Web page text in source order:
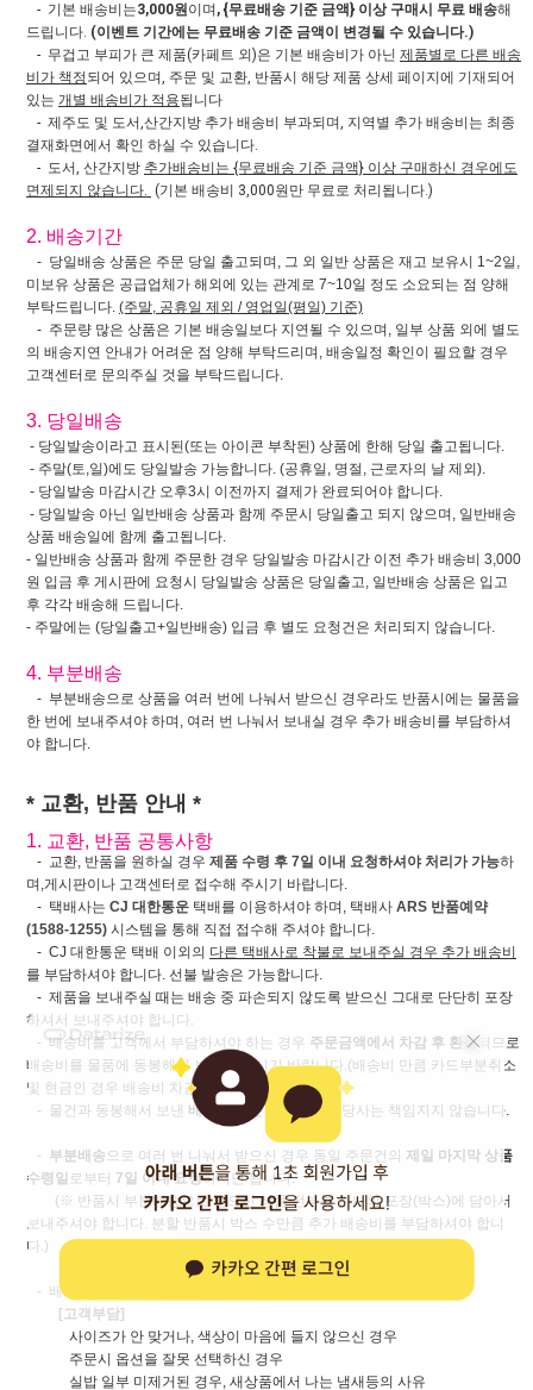
- 기본 배송비는3,000원이며 , {무료배송 기준 금액} 이상 구매시 무료 배송해
드립니다. (이벤트 기간에는 무료배송 기준 금액이 변경될 수 있습니다.)
- 무겁고 부피가 큰 제품(카페트 외)은 기본 배송비가 아닌 제품별로 다른 배송
비가 책정되어 있으며, 주문 및 교환, 반품시 해당 제품 상세 페이지에 기재되어
있는 개별 배송비가 적용됩니다
- 제주도 및 도서,산간지방 추가 배송비 부과되며, 지역별 추가 배송비는 최종
결재화면에서 확인 하실 수 있습니다.
- 도서, 산간지방 추가배송비는 {무료배송 기준 금액} 이상 구매하신 경우에도
면제되지 않습니다. (기본 배송비 3,000원만 무료로 처리됩니다.)
2. 배송기간
- 당일배송 상품은 주문 당일 출고되며, 그 외 일반 상품은 재고 보유시 1~2일,
미보유 상품은 공급업체가 해외에 있는 관계로 7~10일 정도 소요되는 점 양해
부탁드립니다. (주말, 공휴일 제외 / 영업일(평일) 기준)
- 주문량 많은 상품은 기본 배송일보다 지연될 수 있으며, 일부 상품 외에 별도
의 배송지연 안내가 어려운 점 양해 부탁드리며, 배송일정 확인이 필요할 경우
고객센터로 문의주실 것을 부탁드립니다.
3. 당일배송
- 당일발송이라고 표시된(또는 아이콘 부착된) 상품에 한해 당일 출고됩니다.
- 주말(토,일)에도 당일발송 가능합니다. (공휴일, 명절, 근로자의 날 제외).
- 당일발송 마감시간 오후3시 이전까지 결제가 완료되어야 합니다.
- 당일발송 아닌 일반배송 상품과 함께 주문시 당일출고 되지 않으며, 일반배송
상품 배송일에 함께 출고됩니다.
- 일반배송 상품과 함께 주문한 경우 당일발송 마감시간 이전 추가 배송비 3,000
원 입금 후 게시판에 요청시 당일발송 상품은 당일출고, 일반배송 상품은 입고
후 각각 배송해 드립니다.
- 주말에는 (당일출고+일반배송) 입금 후 별도 요청건은 처리되지 않습니다.
4. 부분배송
- 부분배송으로 상품을 여러 번에 나눠서 받으신 경우라도 반품시에는 물품을
한 번에 보내주셔야 하며, 여러 번 나눠서 보내실 경우 추가 배송비를 부담하셔
야 합니다.
* 교환, 반품 안내 *
1. 교환, 반품 공통사항
- 교환, 반품을 원하실 경우 제품 수령 후 7일 이내 요청하셔야 처리가 가능하
며,게시판이나 고객센터로 접수해 주시기 바랍니다.
- 택배사는 CJ 대한통운 택배를 이용하셔야 하며, 택배사 ARS 반품예약
(1588-1255) 시스템을 통해 직접 접수해 주셔야 합니다.
- CJ 대한통운 택배 이외의 다른 택배사로 착불로 보내주실 경우 추가 배송비
를 부담하셔야 합니다. 선불 발송은 가능합니다.
- 제품을 보내주실 때는 배송 중 파손되지 않도록 받으신 그대로 단단히 포장
하셔서 보내주셔야 합니다.
- 배송비를 고객께서 부담하셔야 하는 경우 주문금액에서 차감 후 환불되므로
배송비를 물품에 동봉해서 보내지 마시기 바랍니다.(배송비 만큼 카드부분취소
및 현금인 경우 배송비 차감 후 환불해 드립니다.)
- 물건과 동봉해서 보낸 배송비가 분실되는 경우 당사는 책임지지 않습니다.
- 부분배송으로 여러 번 나눠서 받으신 경우 동일 주문건의 제일 마지막 상품
수령일 로부터 7일 이내 요청하시면 됩니다.
(※ 반품시 부분배송으로 받으신 상품 전부를 하나의 포장(박스)에 담아서
보내주셔야 합니다. 분할 반품시 박스 수만큼 추가 배송비를 부담하셔야 합니
다.)
- 배송비 부담 주체는 아래와 같이 구분합니다.
[고객부담]
사이즈가 안 맞거나, 색상이 마음에 들지 않으신 경우
주문시 옵션을 잘못 선택하신 경우
실밥 일부 미제거된 경우, 새상품에서 나는 냄새등의 사유